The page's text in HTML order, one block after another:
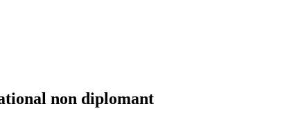
non diplomant